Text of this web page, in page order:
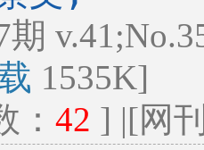
期
1535K]
： 42 ] |[网